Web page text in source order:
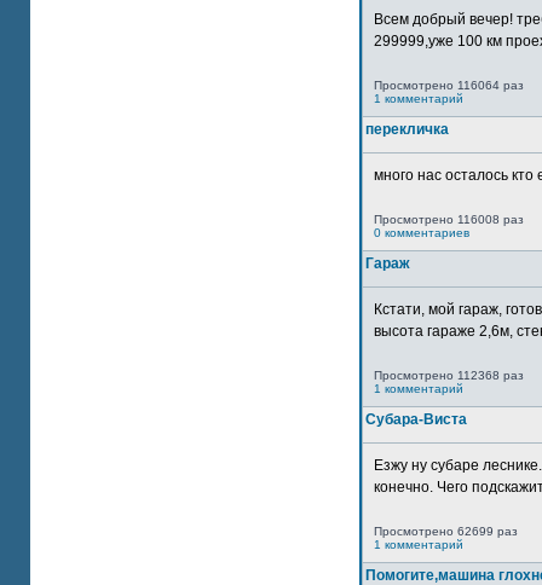
Всем добрый вечер!
299999,уже 100 км
Просмотрено 116064 раз
1 комментарий
перекличка
много нас осталось
Просмотрено 116008 раз
0 комментариев
Гараж
Кстати, мой гараж,
высота гараже 2,6м,
Просмотрено 112368 раз
1 комментарий
Субара-Виста
Езжу ну субаре
конечно. Чего
Просмотрено 62699 раз
1 комментарий
Помогите,машина